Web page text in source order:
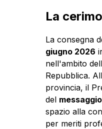
La
La consegna
giugno 2026
nell'ambito
Repubblica.
provincia, il
del messaggio
spazio alla
per meriti